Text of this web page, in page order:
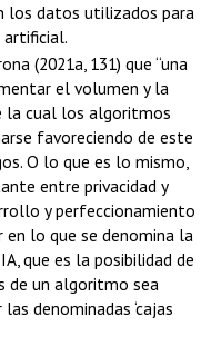
los datos utilizados para
(2021a, 131) que “una
el volumen y la
la cual los algoritmos
favoreciendo de este
O lo que es lo mismo,
entre privacidad y
y perfeccionamiento
en lo que se denomina la
que es la posibilidad de
de un algoritmo sea
denominadas ‘cajas